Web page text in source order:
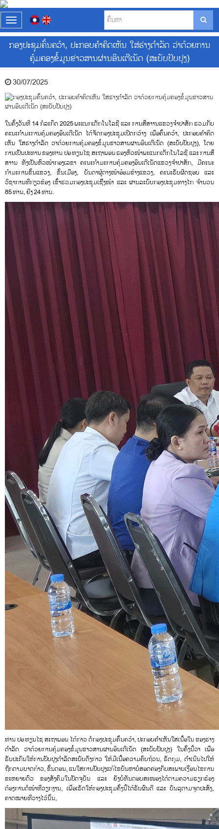
T
o
g
g
e
a
v
i
a
t
i
o
n
ກອງປະຊຸມຄົ້ນຄວ້າ, ປະກອບຄຳຄິດເຫັນ ໃສ່ຮ່າງດຳລັດ ວ່າດ້ວຍການ
ຄຸ້ມຄອງຂໍ້ມູນຂ່າວສານຜ່ານອິນເຕີເນັດ (ສະບັບປັບປຸງ)
30/07/2025
ໃນຄັ້ງວັນທີ 14 ກໍລະກົດ 2025 ພະແນກເຕັກໂນໂລຊີ ແລະ ການສື່ສາານແຂວງຈໍາປາສັກ ຮ່ວມກັບ
ຄະນະກຳມະການຄຸ້ມຄອງອິນເຕີເນັດ ໄດ້ຈັດກອງປະຊຸມເປີດກວ້າງ ເພື່ອຄົ້ນຄວ້າ, ປະກອບຄຳຄິດ
ເຫັນ ໃສ່ຮ່າງດຳລັດ ວ່າດ້ວຍການຄຸ້ມຄອງຂໍ້ມູນຂ່າວສານຜ່ານອິນເຕີເນັດ (ສະບັບປັບປຸງ), ໂດຍ
ການເປັນປະທານ ຂອງທ່ານ ປອ ທຽນໄຊ ສະຖາພອນ ຮອງຫົວໜ້າພະແນກເຕັກໂນໂລຊີ ແລະ ການສື່
ສາານ ທັງເປັນຫົວໜ້າກອງເລຂາ ຄະນະກຳມະການຄຸ້ມຄອງອິນເຕີເນັດແຂວງຈຳປາສັກ, ມີຄະນະ
ກຳມະການຂັ້ນແຂວງ, ຂັ້ນເມືອງ, ບັນດາຜູ້ຕາງໜ້າອ້ອມຂ້າງແຂວງ, ຄະນະຮັບຜິດຊອບ ແລະ
ວິຊາການທີ່ກ່ຽວຂ້ອງ ເຂົ້າຮ່ວມກອງປະຊຸມເຊິີ່ງໜ້າ ແລະ ຜ່ານລະບົບກອງປະຊຸມທາງໄກ ຈຳນວນ
85 ທ່ານ, ຍີງ 24 ທ່ານ.
ທ່ານ ປອ ທຽນໄຊ ສະຖາພອນ ໄດ້ກ່າວ ຕໍ່ກອງປະຊຸມຄົ້ນຄວ້າ, ປະກອບຄໍາເຫັນໃສ່ເນື້ອໃນ ຂອງຮ່າງ
ດຳລັດ ວ່າດ້ວຍການຄຸ້ມຄອງຂໍ້ມູນຂ່າວສານຜ່ານອິນເຕີເນັດ (ສະບັບປັບປຸງ) ໃນຄັ້ງນີ້ວ່າ ເພື່ອ
ຮັບປະກັນໃຫ້ການປັບປຸງດໍາລັດສະບັບດັ່ງກ່າວ ໃຫ້ມີເນື້ອຄວາມຄົບຖ້ວນ, ຮັດກຸມ, ດໍາເນີນໄປໃຫ້
ຖືກຕາມບາດກ້າວ, ຂັ້ນຕອນ, ແນໃສ່ການປັບປຸງແກ້ໄຂບັນຫາບໍ່ສອດຄ່ອງກັບສະພາບເງື່ອນໄຂການ
ຂະຫຍາຍຕົວ ຂອງສັງຄົມໃນປັດຈຸບັນ ແລະ ຍັງບໍ່ທັນຕອບສະໜອງໄດ້ຕາມຄວາມຮຽກຮ້ອງ
ຕ້ອງການຕໍ່ໜ້າທີ່ວຽກງານ, ເພື່ອເຮັດໃຫ້ກອງປະຊຸມຄັ້ງນີ້ໄດ້ຮັບຜົນດີ ແລະ ບັນລຸຕາມຈຸດປະສົງ,
ຄາດໝາຍທີ່ວາງໄວ້ນັ້ນ,